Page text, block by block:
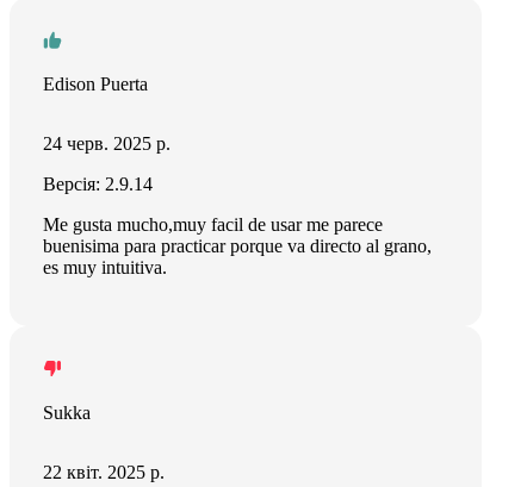
Edison Puerta
24 черв. 2025 р.
Версія: 2.9.14
Me gusta mucho,muy facil de usar me parece
buenisima para practicar porque va directo al grano,
es muy intuitiva.
Sukka
22 квіт. 2025 р.